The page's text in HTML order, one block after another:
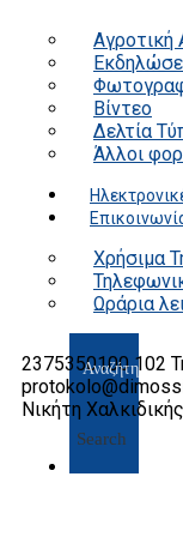
Αγροτική
Βίντεο
Δελτία
Άλλοι
Χρήσιμα
Ωράρια
Search
2375350100 102
Νικήτη